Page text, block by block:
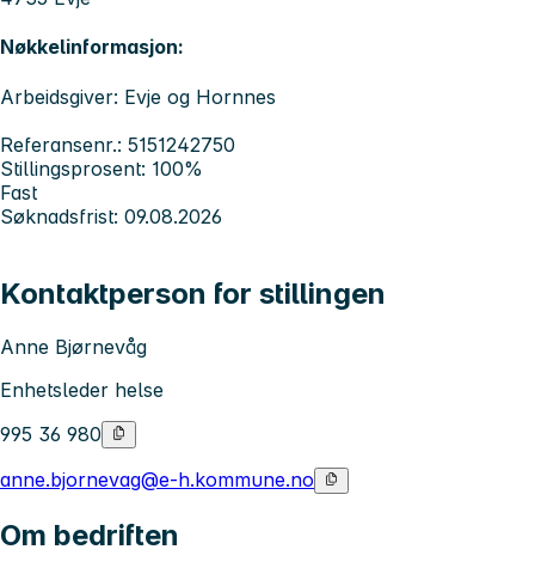
Nøkkelinformasjon:
Arbeidsgiver: Evje og Hornnes
Referansenr.: 5151242750
Stillingsprosent: 100%
Fast
Søknadsfrist: 09.08.2026
Kontaktperson for stillingen
Anne Bjørnevåg
Enhetsleder helse
995 36 980
anne.bjornevag@e-h.kommune.no
Om bedriften